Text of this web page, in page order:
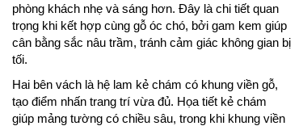
phòng khách nhẹ và sáng hơn. Đây là chi tiết quan
trọng khi kết hợp cùng gỗ óc chó, bởi gam kem giúp
cân bằng sắc nâu trầm, tránh cảm giác không gian bị
tối.
Hai bên vách là hệ lam kẻ chám có khung viền gỗ,
tạo điểm nhấn trang trí vừa đủ. Họa tiết kẻ chám
giúp mảng tường có chiều sâu, trong khi khung viền